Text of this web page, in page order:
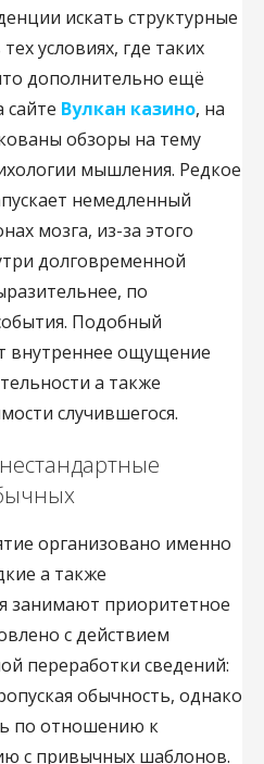
искать структурные
условиях, где таких
дополнительно ещё
сайте Вулкан казино, на
обзоры на тему
мышления. Редкое
немедленный
мозга, из-за этого
долговременной
по
Подобный
внутреннее ощущение
а также
случившегося.
организовано именно
а также
занимают приоритетное
с действием
переработки сведений:
обычность, однако
по отношению к
с привычных шаблонов.